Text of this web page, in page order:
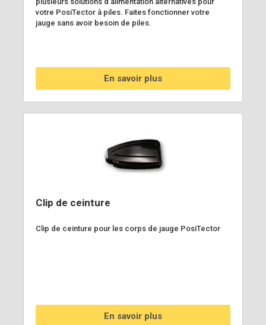
votre PosiTector à piles. Faites fonctionner votre
jauge sans avoir besoin de piles.
En savoir plus
Clip de ceinture
Clip de ceinture pour les corps de jauge PosiTector
En savoir plus